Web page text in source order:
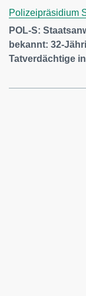
Polizeipräsidium
POL-S:
bekannt: 32-
Tatverdächtige